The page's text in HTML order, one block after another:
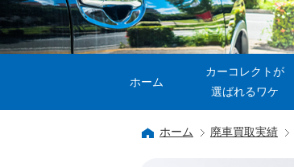
ホーム
カーコレクトが
選ばれるワケ
ホーム 廃車買取実績